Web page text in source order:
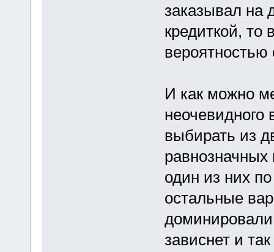
заказывал на
кредиткой,
вероятностью
И как можно
неочевидного
выбирать из
равнозначных
один из них
остальные
зависнет и